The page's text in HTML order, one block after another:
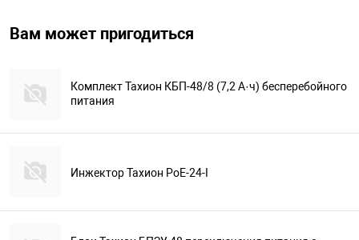
Вам может пригодиться
Комплект Тахион КБП-48/8 (7,2 А·ч) бесперебойного
питания
Инжектор Тахион PoE-24-I